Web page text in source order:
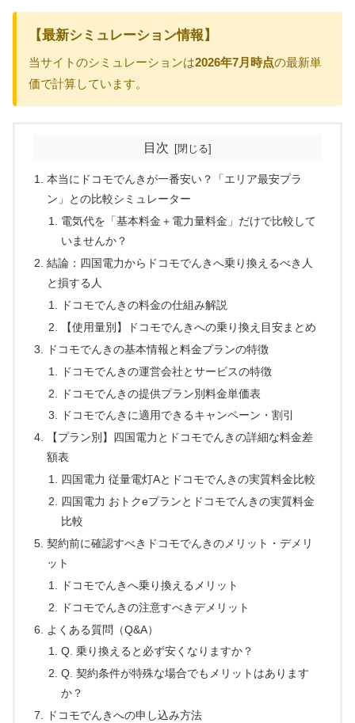
【最新シミュレーション情報】
当サイトのシミュレーションは2026年7月時点の最新単
価で計算しています。
目次
本当にドコモでんきが一番安い？「エリア最安プラ
ン」との比較シミュレーター
電気代を「基本料金＋電力量料金」だけで比較して
いませんか？
結論：四国電力からドコモでんきへ乗り換えるべき人
と損する人
ドコモでんきの料金の仕組み解説
【使用量別】ドコモでんきへの乗り換え目安まとめ
ドコモでんきの基本情報と料金プランの特徴
ドコモでんきの運営会社とサービスの特徴
ドコモでんきの提供プラン別料金単価表
ドコモでんきに適用できるキャンペーン・割引
【プラン別】四国電力とドコモでんきの詳細な料金差
額表
四国電力 従量電灯Aとドコモでんきの実質料金比較
四国電力 おトクeプランとドコモでんきの実質料金
比較
契約前に確認すべきドコモでんきのメリット・デメリ
ット
ドコモでんきへ乗り換えるメリット
ドコモでんきの注意すべきデメリット
よくある質問（Q&A）
Q. 乗り換えると必ず安くなりますか？
Q. 契約条件が特殊な場合でもメリットはあります
か？
ドコモでんきへの申し込み方法